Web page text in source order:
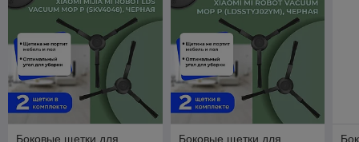
Боковые щетки для Боковые щетки для